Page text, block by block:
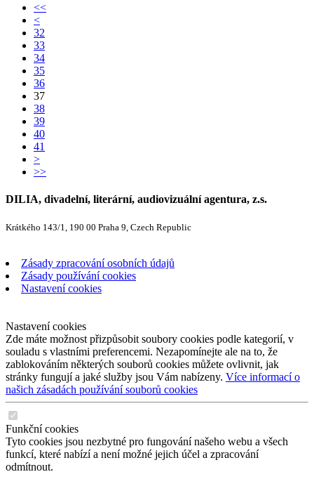
<<
<
32
33
34
35
36
37
38
39
40
41
>
>>
DILIA, divadelní, literární, audiovizuální agentura, z.s.
Krátkého 143/1, 190 00 Praha 9, Czech Republic
Zásady zpracování osobních údajů
Zásady používání cookies
Nastavení cookies
Nastavení cookies
Zde máte možnost přizpůsobit soubory cookies podle kategorií, v
souladu s vlastními preferencemi. Nezapomínejte ale na to, že
zablokováním některých souborů cookies můžete ovlivnit, jak
stránky fungují a jaké služby jsou Vám nabízeny. Více informací o
našich zásadách používání souborů cookies
Funkční cookies
Tyto cookies jsou nezbytné pro fungování našeho webu a všech
funkcí, které nabízí a není možné jejich účel a zpracování
odmítnout.